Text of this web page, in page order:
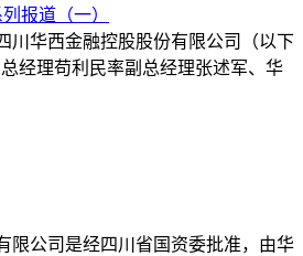
报道（一）
川华西金融控股股份有限公司（以下
经理苟利民率副总经理张述军、华
限公司是经四川省国资委批准，由华